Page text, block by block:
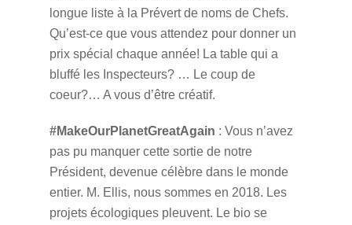
longue liste à la Prévert de noms de Chefs.
Qu’est-ce que vous attendez pour donner un
prix spécial chaque année! La table qui a
bluffé les Inspecteurs? … Le coup de
coeur?… A vous d’être créatif.
#MakeOurPlanetGreatAgain : Vous n’avez
pas pu manquer cette sortie de notre
Président, devenue célèbre dans le monde
entier. M. Ellis, nous sommes en 2018. Les
projets écologiques pleuvent. Le bio se